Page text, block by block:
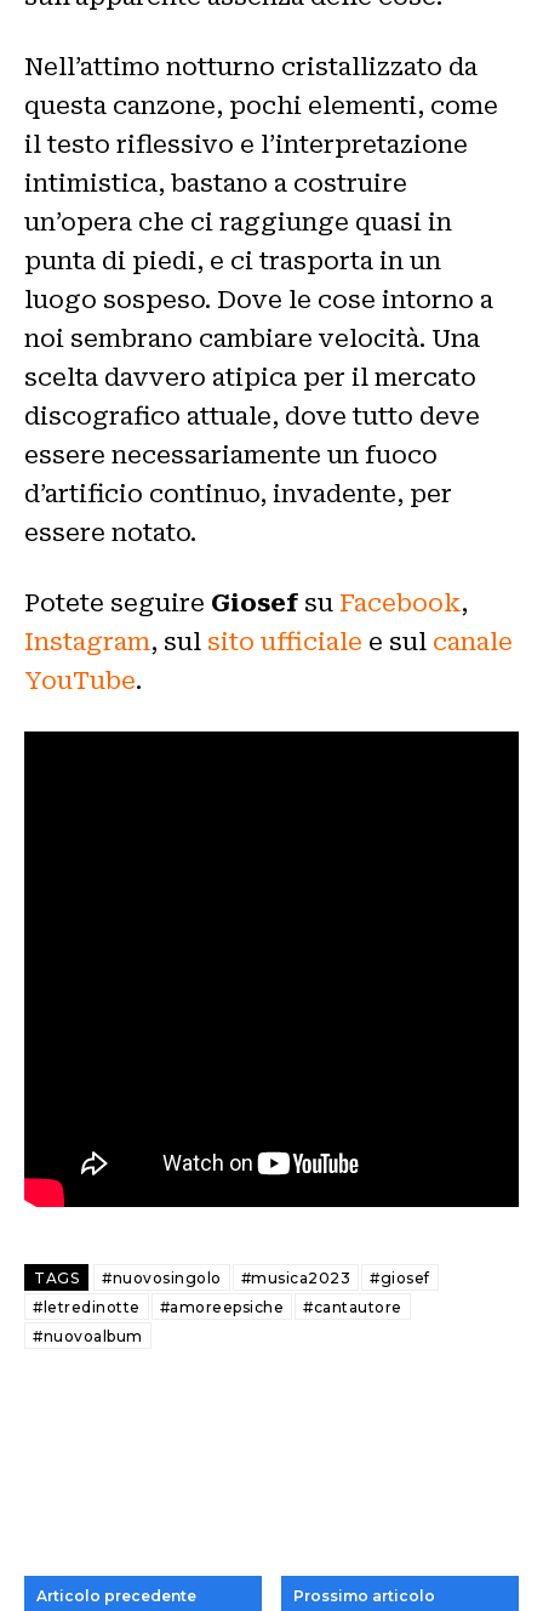
Nell’attimo notturno cristallizzato da
questa canzone, pochi elementi, come
il testo riflessivo e l’interpretazione
intimistica, bastano a costruire
un’opera che ci raggiunge quasi in
punta di piedi, e ci trasporta in un
luogo sospeso. Dove le cose intorno a
noi sembrano cambiare velocità. Una
scelta davvero atipica per il mercato
discografico attuale, dove tutto deve
essere necessariamente un fuoco
d’artificio continuo, invadente, per
essere notato.
Potete seguire Giosef su Facebook,
Instagram, sul sito ufficiale e sul canale
YouTube.
TAGS #nuovosingolo #musica2023
#giosef
#letredinotte
#amoreepsiche
#cantautore
#nuovoalbum
Articolo precedente Prossimo articolo